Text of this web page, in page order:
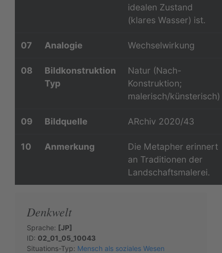
idealen Zustand
(klares Wasser) ist.
07 Analogie Wechselwirkung
08
Bildkonstruktion
Typ
Natur (Nach-
Konstruktion;
malerisch/künsterisch)
09 Bildquelle ARchiv 2020/43
10 Anmerkung
Die Metapher erinnert
an Traditionen der
Landschaftsmalerei.
Denkwelt
Sprache: [JP]
ID: 02_01_05_10043
Situations-Typ: Mensch als soziales Wesen